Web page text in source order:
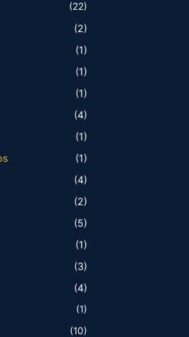
(22)
(2)
(1)
(1)
(1)
(4)
(1)
(1)
(4)
(2)
(5)
(1)
(3)
(4)
(1)
(10)